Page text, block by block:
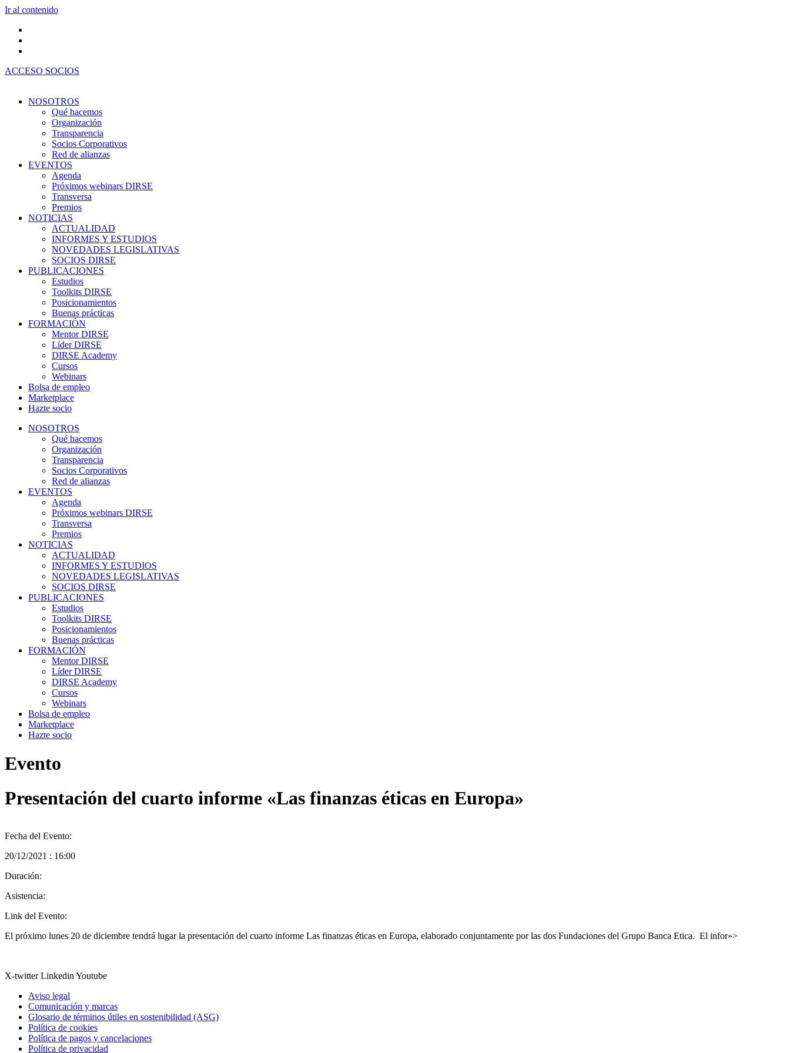
Ir al contenido
ACCESO SOCIOS
NOSOTROS
Qué hacemos
Organización
Transparencia
Socios Corporativos
Red de alianzas
EVENTOS
Agenda
Próximos webinars DIRSE
Transversa
Premios
NOTICIAS
ACTUALIDAD
INFORMES Y ESTUDIOS
NOVEDADES LEGISLATIVAS
SOCIOS DIRSE
PUBLICACIONES
Estudios
Toolkits DIRSE
Posicionamientos
Buenas prácticas
FORMACIÓN
Mentor DIRSE
Líder DIRSE
DIRSE Academy
Cursos
Webinars
Bolsa de empleo
Marketplace
Hazte socio
NOSOTROS
Qué hacemos
Organización
Transparencia
Socios Corporativos
Red de alianzas
EVENTOS
Agenda
Próximos webinars DIRSE
Transversa
Premios
NOTICIAS
ACTUALIDAD
INFORMES Y ESTUDIOS
NOVEDADES LEGISLATIVAS
SOCIOS DIRSE
PUBLICACIONES
Estudios
Toolkits DIRSE
Posicionamientos
Buenas prácticas
FORMACIÓN
Mentor DIRSE
Líder DIRSE
DIRSE Academy
Cursos
Webinars
Bolsa de empleo
Marketplace
Hazte socio
Evento
Presentación del cuarto informe «Las finanzas éticas en Europa»
Fecha del Evento:
20/12/2021 : 16:00
Duración:
Asistencia:
Link del Evento:
El próximo lunes 20 de diciembre tendrá lugar la presentación del cuarto informe Las finanzas éticas en Europa, elaborado conjuntamente por las dos Fundaciones del Grupo Banca Etica. El infor»>
X-twitter Linkedin Youtube
Aviso legal
Comunicación y marcas
Glosario de términos útiles en sostenibilidad (ASG)
Política de cookies
Política de pagos y cancelaciones
Política de privacidad